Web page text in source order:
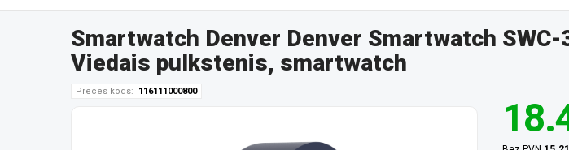
Smartwatch Denver Denver Smartwatch
Viedais pulkstenis, smartwatch
Preces kods: 116111000800